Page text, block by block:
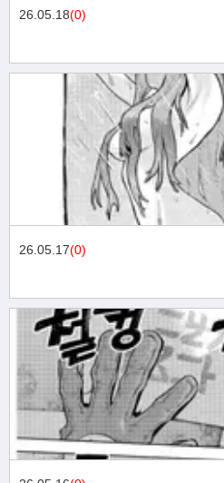
26.05.18(0)
26.05.17(0)